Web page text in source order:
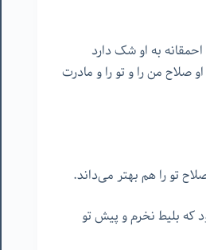
به او شک دارد
صلاح من را و تو را و مادرت
تو را هم بهتر می‌داند.
که بلیط نخرم و پیش تو